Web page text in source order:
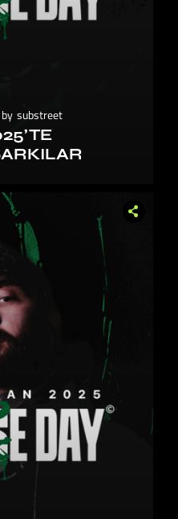
by substreet